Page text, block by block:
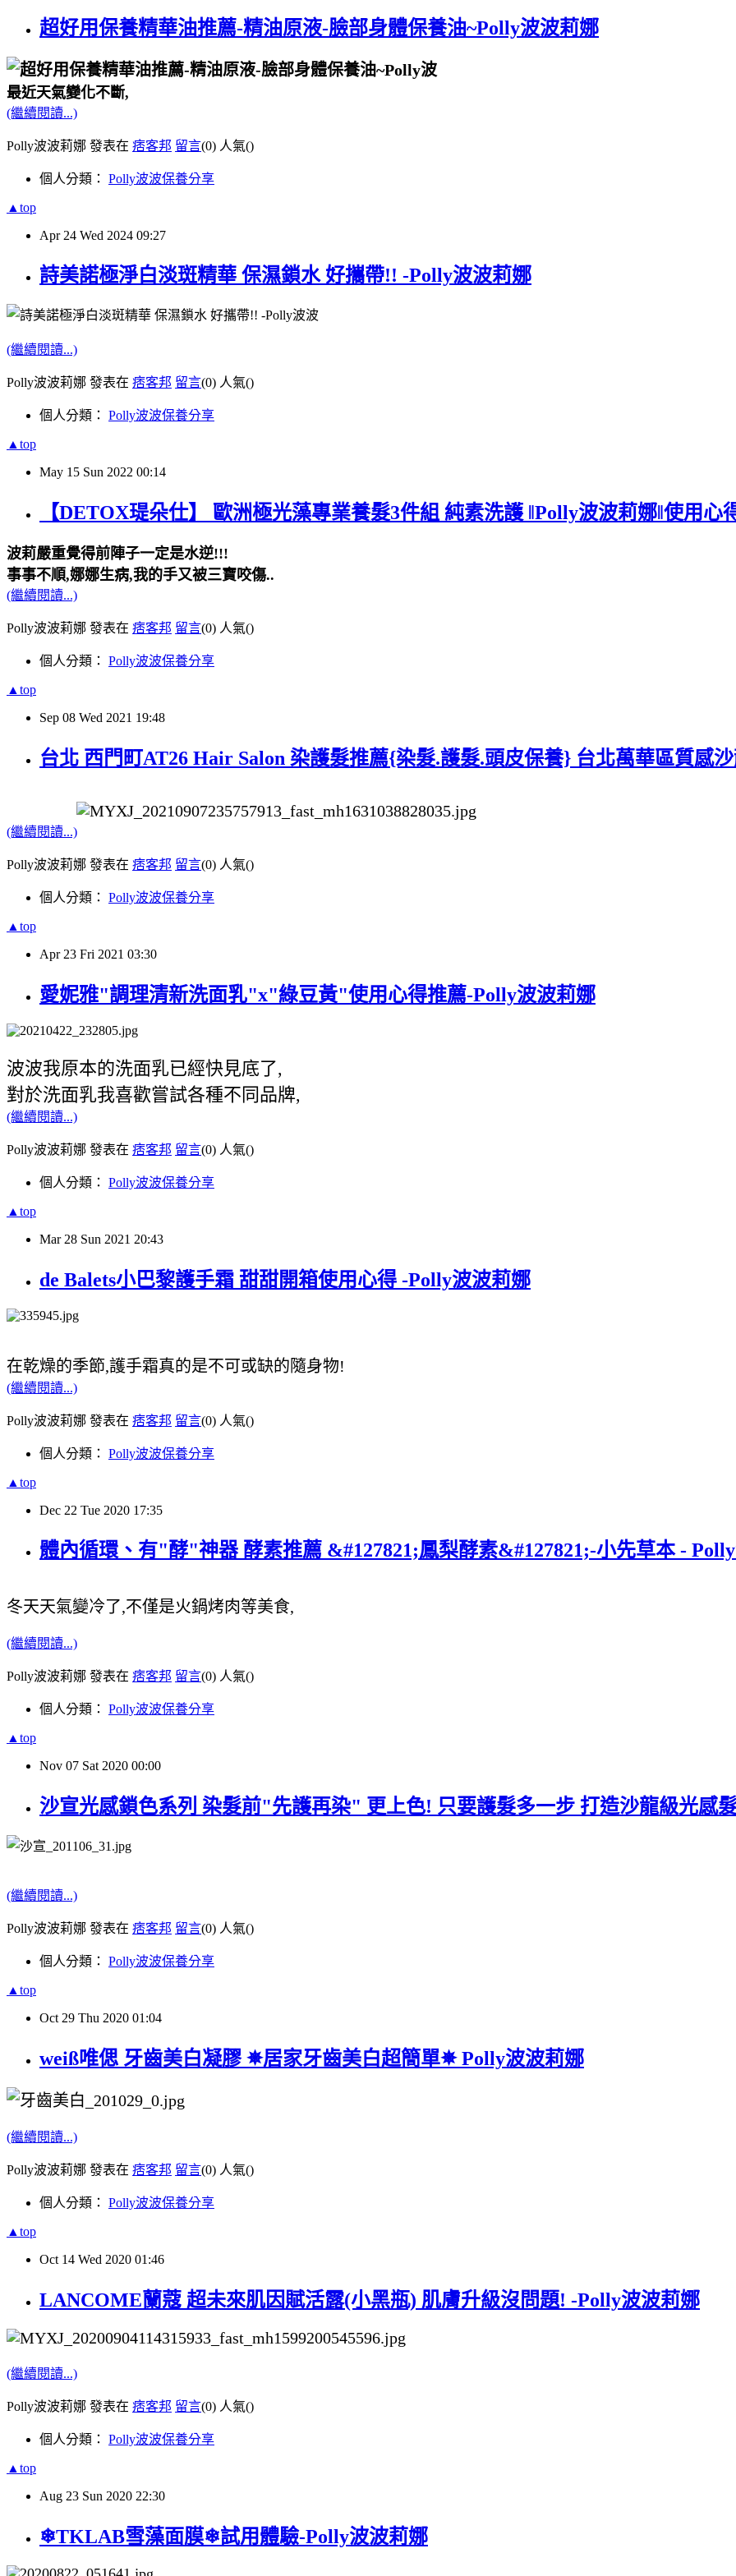
超好用保養精華油推薦-精油原液-臉部身體保養油~Polly波波莉娜
最近天氣變化不斷,
(繼續閱讀...)
Polly波波莉娜 發表在 痞客邦 留言(0) 人氣()
個人分類： Polly波波保養分享
▲top
Apr 24 Wed 2024 09:27
詩美諾極淨白淡斑精華 保濕鎖水 好攜帶!! -Polly波波莉娜
(繼續閱讀...)
Polly波波莉娜 發表在 痞客邦 留言(0) 人氣()
個人分類： Polly波波保養分享
▲top
May 15 Sun 2022 00:14
【DETOX瑅朵仕】 歐洲極光藻專業養髮3件組 純素洗護 ‖Polly波波莉娜‖使用心
波莉嚴重覺得前陣子一定是水逆!!!
事事不順,娜娜生病,我的手又被三寶咬傷..
(繼續閱讀...)
Polly波波莉娜 發表在 痞客邦 留言(0) 人氣()
個人分類： Polly波波保養分享
▲top
Sep 08 Wed 2021 19:48
台北 西門町AT26 Hair Salon 染護髮推薦{染髮.護髮.頭皮保養} 台北萬華區質感
(繼續閱讀...)
Polly波波莉娜 發表在 痞客邦 留言(0) 人氣()
個人分類： Polly波波保養分享
▲top
Apr 23 Fri 2021 03:30
愛妮雅"調理清新洗面乳"x"綠豆黃"使用心得推薦-Polly波波莉娜
波波我原本的洗面乳已經快見底了,
對於洗面乳我喜歡嘗試各種不同品牌,
(繼續閱讀...)
Polly波波莉娜 發表在 痞客邦 留言(0) 人氣()
個人分類： Polly波波保養分享
▲top
Mar 28 Sun 2021 20:43
de Balets小巴黎護手霜 甜甜開箱使用心得 -Polly波波莉娜
在乾燥的季節,護手霜真的是不可或缺的隨身物!
(繼續閱讀...)
Polly波波莉娜 發表在 痞客邦 留言(0) 人氣()
個人分類： Polly波波保養分享
▲top
Dec 22 Tue 2020 17:35
體內循環、有"酵"神器 酵素推薦 &#127821;鳳梨酵素&#127821;-小先草本 -
冬天天氣變冷了,不僅是火鍋烤肉等美食,
(繼續閱讀...)
Polly波波莉娜 發表在 痞客邦 留言(0) 人氣()
個人分類： Polly波波保養分享
▲top
Nov 07 Sat 2020 00:00
沙宣光感鎖色系列 染髮前"先護再染" 更上色! 只要護髮多一步 打造沙龍級光感
(繼續閱讀...)
Polly波波莉娜 發表在 痞客邦 留言(0) 人氣()
個人分類： Polly波波保養分享
▲top
Oct 29 Thu 2020 01:04
weiß唯偲 牙齒美白凝膠 ✵居家牙齒美白超簡單✵ Polly波波莉娜
(繼續閱讀...)
Polly波波莉娜 發表在 痞客邦 留言(0) 人氣()
個人分類： Polly波波保養分享
▲top
Oct 14 Wed 2020 01:46
LANCOME蘭蔻 超未來肌因賦活露(小黑瓶) 肌膚升級沒問題! -Polly波波莉娜
(繼續閱讀...)
Polly波波莉娜 發表在 痞客邦 留言(0) 人氣()
個人分類： Polly波波保養分享
▲top
Aug 23 Sun 2020 22:30
❄TKLAB雪藻面膜❄試用體驗-Polly波波莉娜